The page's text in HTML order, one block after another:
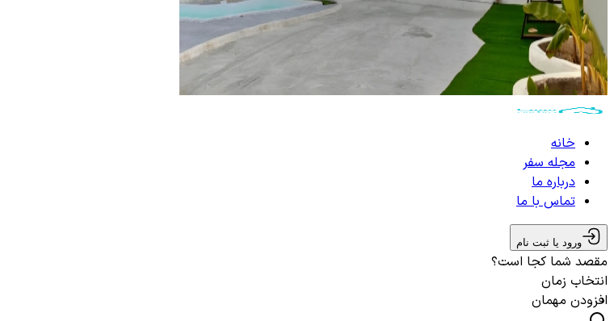
خانه
مجله سفر
درباره ما
تماس با ما
ورود یا ثبت نام
مقصد شما کجا است؟
انتخاب زمان
افزودن مهمان